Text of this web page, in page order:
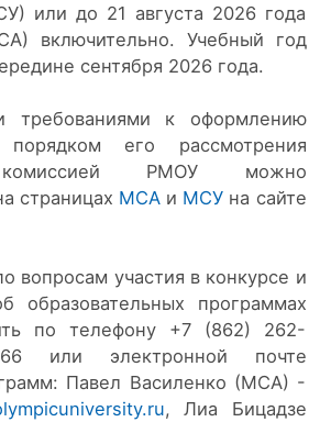
или до 21 августа 2026 года
включительно. Учебный год
сентября 2026 года.
требованиями к оформлению
его рассмотрения
РМОУ можно
страницах МСА и МСУ на сайте
вопросам участия в конкурсе и
образовательных программах
по телефону +7 (862) 262-
или электронной почте
, Лиа Бицадзе